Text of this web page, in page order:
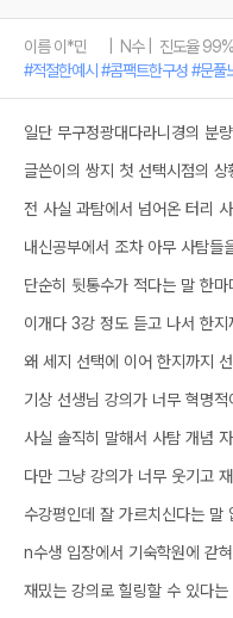
이름 이*민 | N수 | 진도율 99%
#적절한예시 #콤팩트한구성 #문풀
일단 무구정광대다라니경의 분
글쓴이의 쌍지 첫 선택시점의 상
전 사실 과탐에서 넘어온 터리
내신공부에서 조차 아무 사탐들
단순히 뒷통수가 적다는 말 한
이개다 3강 정도 듣고 나서 한
왜 세지 선택에 이어 한지까지
기상 선생님 강의가 너무 혁명
사실 솔직히 말해서 사탐 개념
다만 그냥 강의가 너무 웃기고
수강평인데 잘 가르치신다는 말
n수생 입장에서 기숙학원에 갇
재밌는 강의로 힐링할 수 있다